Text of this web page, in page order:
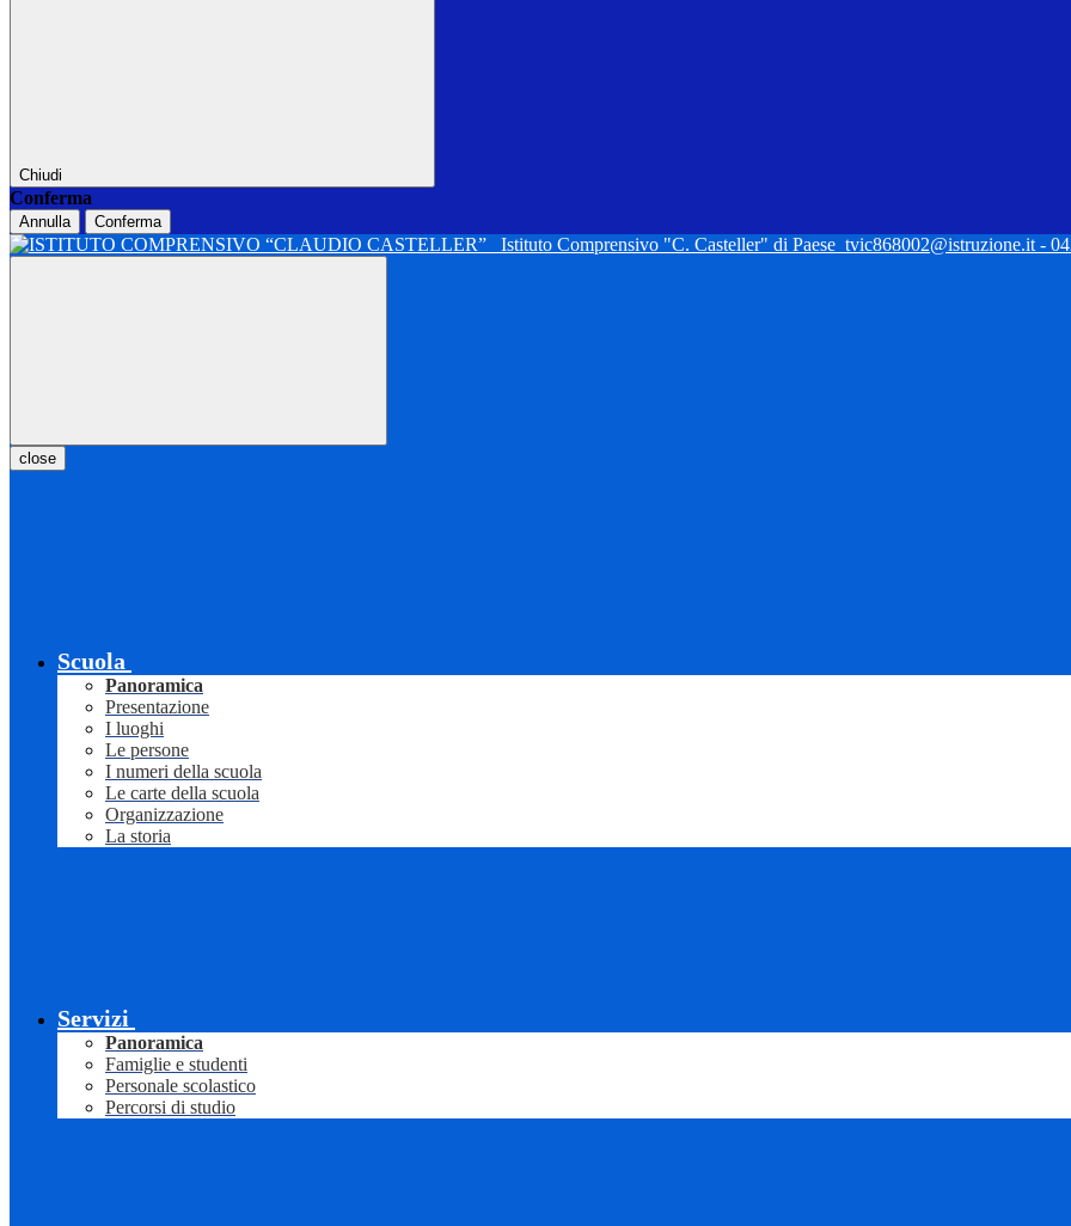
Chiudi
Conferma
Annulla Conferma
Istituto Comprensivo "C. Casteller" di Paese tvic868002@istruzione.it -
close
Scuola
Panoramica
Presentazione
I luoghi
Le persone
I numeri della scuola
Le carte della scuola
Organizzazione
La storia
Servizi
Panoramica
Famiglie e studenti
Personale scolastico
Percorsi di studio